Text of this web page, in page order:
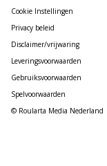
Cookie Instellingen
Privacy beleid
Disclaimer/vrijwaring
Leveringsvoorwaarden
Gebruiksvoorwaarden
Spelvoorwaarden
© Roularta Media Nederland